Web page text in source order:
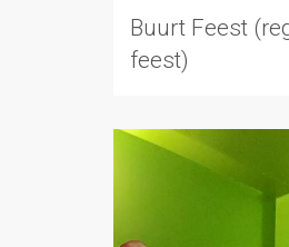
Buurt Feest
feest)